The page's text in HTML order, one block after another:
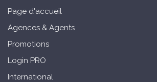
Page d'accueil
Agences & Agents
Promotions
Login PRO
International